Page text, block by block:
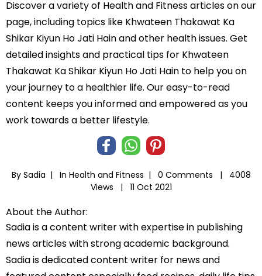
Discover a variety of Health and Fitness articles on our
page, including topics like Khwateen Thakawat Ka
Shikar Kiyun Ho Jati Hain and other health issues. Get
detailed insights and practical tips for Khwateen
Thakawat Ka Shikar Kiyun Ho Jati Hain to help you on
your journey to a healthier life. Our easy-to-read
content keeps you informed and empowered as you
work towards a better lifestyle.
By Sadia | In Health and Fitness | 0 Comments |
4008
Views |
11 Oct 2021
About the Author:
Sadia is a content writer with expertise in publishing
news articles with strong academic background.
Sadia is dedicated content writer for news and